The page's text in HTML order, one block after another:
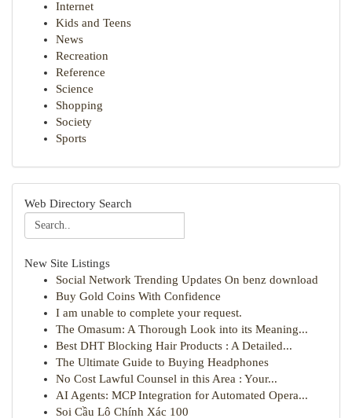
Internet
Kids and Teens
News
Recreation
Reference
Science
Shopping
Society
Sports
Web Directory Search
New Site Listings
Social Network Trending Updates On benz download
Buy Gold Coins With Confidence
I am unable to complete your request.
The Omasum: A Thorough Look into its Meaning...
Best DHT Blocking Hair Products : A Detailed...
The Ultimate Guide to Buying Headphones
No Cost Lawful Counsel in this Area : Your...
AI Agents: MCP Integration for Automated Opera...
Soi Cầu Lô Chính Xác 100